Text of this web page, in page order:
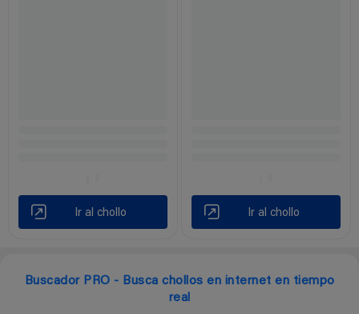
Ir al chollo Ir al chollo
Buscador PRO - Busca chollos en internet en tiempo
real